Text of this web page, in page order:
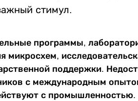
стимул.
программы,
микросхем,
поддержки.
с международным
с